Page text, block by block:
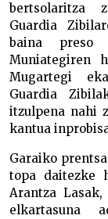
bertsolaritza
Guardia
baina preso
Muniategiren
Mugartegi
Guardia
itzulpena nahi
kantua
Garaiko
topa daitezke
Arantza
elkartasuna